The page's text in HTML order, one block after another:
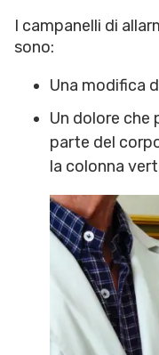
I campanelli di
sono:
Una modifica
Un dolore che
parte del
la colonna